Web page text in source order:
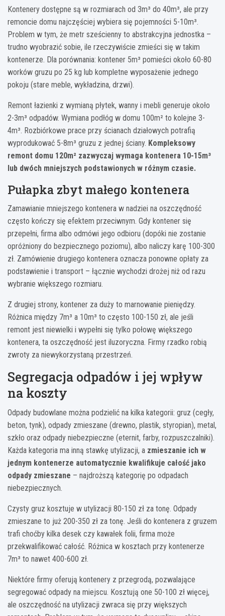
Kontenery dostępne są w rozmiarach od 3m³ do 40m³, ale przy
remoncie domu najczęściej wybiera się pojemności 5-10m³.
Problem w tym, że metr sześcienny to abstrakcyjna jednostka –
trudno wyobrazić sobie, ile rzeczywiście zmieści się w takim
kontenerze. Dla porównania: kontener 5m³ pomieści około 60-80
worków gruzu po 25 kg lub kompletne wyposażenie jednego
pokoju (stare meble, wykładzina, drzwi).
Remont łazienki z wymianą płytek, wanny i mebli generuje około
2-3m³ odpadów. Wymiana podłóg w domu 100m² to kolejne 3-
4m³. Rozbiórkowe prace przy ścianach działowych potrafią
wyprodukować 5-8m³ gruzu z jednej ściany. Kompleksowy
remont domu 120m² zazwyczaj wymaga kontenera 10-15m³
lub dwóch mniejszych podstawionych w różnym czasie.
Pułapka zbyt małego kontenera
Zamawianie mniejszego kontenera w nadziei na oszczędność
często kończy się efektem przeciwnym. Gdy kontener się
przepełni, firma albo odmówi jego odbioru (dopóki nie zostanie
opróżniony do bezpiecznego poziomu), albo naliczy karę 100-300
zł. Zamówienie drugiego kontenera oznacza ponowne opłaty za
podstawienie i transport – łącznie wychodzi drożej niż od razu
wybranie większego rozmiaru.
Z drugiej strony, kontener za duży to marnowanie pieniędzy.
Różnica między 7m³ a 10m³ to często 100-150 zł, ale jeśli
remont jest niewielki i wypełni się tylko połowę większego
kontenera, ta oszczędność jest iluzoryczna. Firmy rzadko robią
zwroty za niewykorzystaną przestrzeń.
Segregacja odpadów i jej wpływ
na koszty
Odpady budowlane można podzielić na kilka kategorii: gruz (cegły,
beton, tynk), odpady zmieszane (drewno, plastik, styropian), metal,
szkło oraz odpady niebezpieczne (eternit, farby, rozpuszczalniki).
Każda kategoria ma inną stawkę utylizacji, a zmieszanie ich w
jednym kontenerze automatycznie kwalifikuje całość jako
odpady zmieszane – najdroższą kategorię po odpadach
niebezpiecznych.
Czysty gruz kosztuje w utylizacji 80-150 zł za tonę. Odpady
zmieszane to już 200-350 zł za tonę. Jeśli do kontenera z gruzem
trafi choćby kilka desek czy kawałek folii, firma może
przekwalifikować całość. Różnica w kosztach przy kontenerze
7m³ to nawet 400-600 zł.
Niektóre firmy oferują kontenery z przegrodą, pozwalające
segregować odpady na miejscu. Kosztują one 50-100 zł więcej,
ale oszczędność na utylizacji zwraca się przy większych